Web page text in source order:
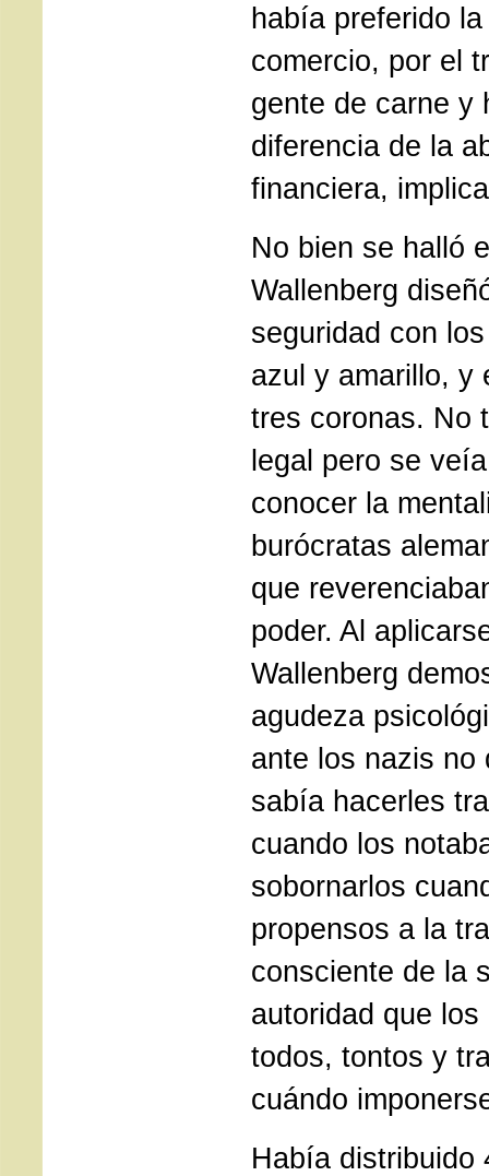
había preferido
comercio, por el
gente de carne y
diferencia de la
financiera,
No bien se halló
Wallenberg
seguridad con
azul y amarillo, y
tres coronas. No
legal pero se
conocer la
burócratas
que
poder. Al
Wallenberg
agudeza
ante los nazis no
sabía hacerles
cuando los
sobornarlos
propensos a la
consciente de la
autoridad que
todos, tontos y
cuándo
Había distribuido